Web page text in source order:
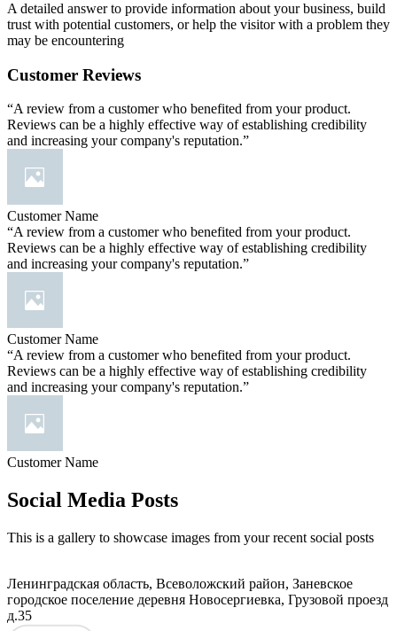
A detailed answer to provide information about your business, build
trust with potential customers, or help the visitor with a problem they
may be encountering
Customer Reviews
“A review from a customer who benefited from your product.
Reviews can be a highly effective way of establishing credibility
and increasing your company's reputation.”
Customer Name
“A review from a customer who benefited from your product.
Reviews can be a highly effective way of establishing credibility
and increasing your company's reputation.”
Customer Name
“A review from a customer who benefited from your product.
Reviews can be a highly effective way of establishing credibility
and increasing your company's reputation.”
Customer Name
Social Media Posts
This is a gallery to showcase images from your recent social posts
Ленинградская область, Всеволожский район, Заневское
городское поселение деревня Новосергиевка, Грузовой проезд
д.35